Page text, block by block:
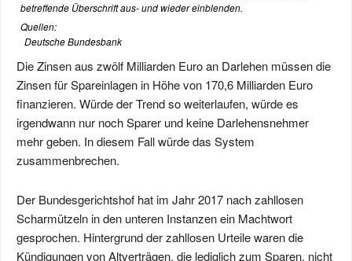
betreffende Überschrift aus- und wieder einblenden.
Quellen:
Deutsche Bundesbank
Die Zinsen aus zwölf Milliarden Euro an Darlehen müssen die
Zinsen für Spareinlagen in Höhe von 170,6 Milliarden Euro
finanzieren. Würde der Trend so weiterlaufen, würde es
irgendwann nur noch Sparer und keine Darlehensnehmer
mehr geben. In diesem Fall würde das System
zusammenbrechen.
Der Bundesgerichtshof hat im Jahr 2017 nach zahllosen
Scharmützeln in den unteren Instanzen ein Machtwort
gesprochen. Hintergrund der zahllosen Urteile waren die
Kündigungen von Altverträgen, die lediglich zum Sparen, nicht